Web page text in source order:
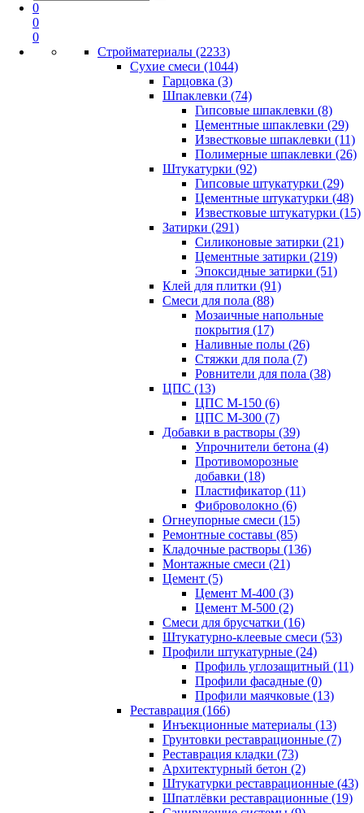
0
0
0
Стройматериалы (2233)
Сухие смеси (1044)
Гарцовка (3)
Шпаклевки (74)
Гипсовые шпаклевки (8)
Цементные шпаклевки (29)
Известковые шпаклевки (11)
Полимерные шпаклевки (26)
Штукатурки (92)
Гипсовые штукатурки (29)
Цементные штукатурки (48)
Известковые штукатурки (15)
Затирки (291)
Силиконовые затирки (21)
Цементные затирки (219)
Эпоксидные затирки (51)
Клей для плитки (91)
Смеси для пола (88)
Мозаичные напольные
покрытия (17)
Наливные полы (26)
Стяжки для пола (7)
Ровнители для пола (38)
ЦПС (13)
ЦПС М-150 (6)
ЦПС М-300 (7)
Добавки в растворы (39)
Упрочнители бетона (4)
Противоморозные
добавки (18)
Пластификатор (11)
Фиброволокно (6)
Огнеупорные смеси (15)
Ремонтные составы (85)
Кладочные растворы (136)
Монтажные смеси (21)
Цемент (5)
Цемент М-400 (3)
Цемент М-500 (2)
Смеси для брусчатки (16)
Штукатурно-клеевые смеси (53)
Профили штукатурные (24)
Профиль углозащитный (11)
Профили фасадные (0)
Профили маячковые (13)
Реставрация (166)
Инъекционные материалы (13)
Грунтовки реставрационные (7)
Реставрация кладки (73)
Архитектурный бетон (2)
Штукатурки реставрационные (43)
Шпатлёвки реставрационные (19)